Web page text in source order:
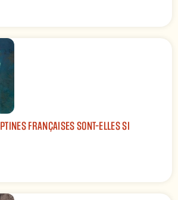
FRANÇAISES SONT-ELLES SI